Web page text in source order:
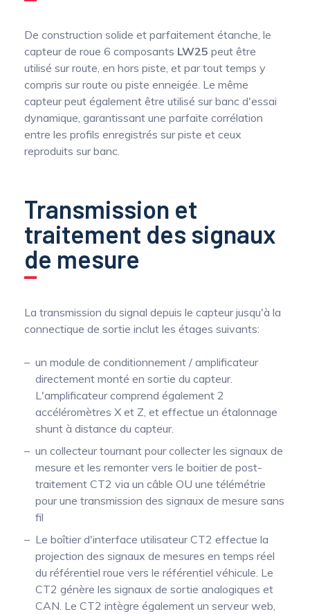
De construction solide et parfaitement étanche, le
capteur de roue 6 composants LW25 peut être
utilisé sur route, en hors piste, et par tout temps y
compris sur route ou piste enneigée. Le même
capteur peut également être utilisé sur banc d'essai
dynamique, garantissant une parfaite corrélation
entre les profils enregistrés sur piste et ceux
reproduits sur banc.
Transmission et
traitement des signaux
de mesure
La transmission du signal depuis le capteur jusqu'à la
connectique de sortie inclut les étages suivants:
un module de conditionnement / amplificateur
directement monté en sortie du capteur.
L'amplificateur comprend également 2
accéléromètres X et Z, et effectue un étalonnage
shunt à distance du capteur.
un collecteur tournant pour collecter les signaux de
mesure et les remonter vers le boitier de post-
traitement CT2 via un câble OU une télémétrie
pour une transmission des signaux de mesure sans
fil
Le boîtier d'interface utilisateur CT2 effectue la
projection des signaux de mesures en temps réel
du référentiel roue vers le référentiel véhicule. Le
CT2 génère les signaux de sortie analogiques et
CAN. Le CT2 intègre également un serveur web,